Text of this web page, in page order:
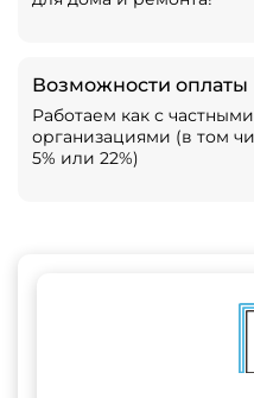
Возможности оплаты
Работаем как с
организациями (в том
5% или 22%)